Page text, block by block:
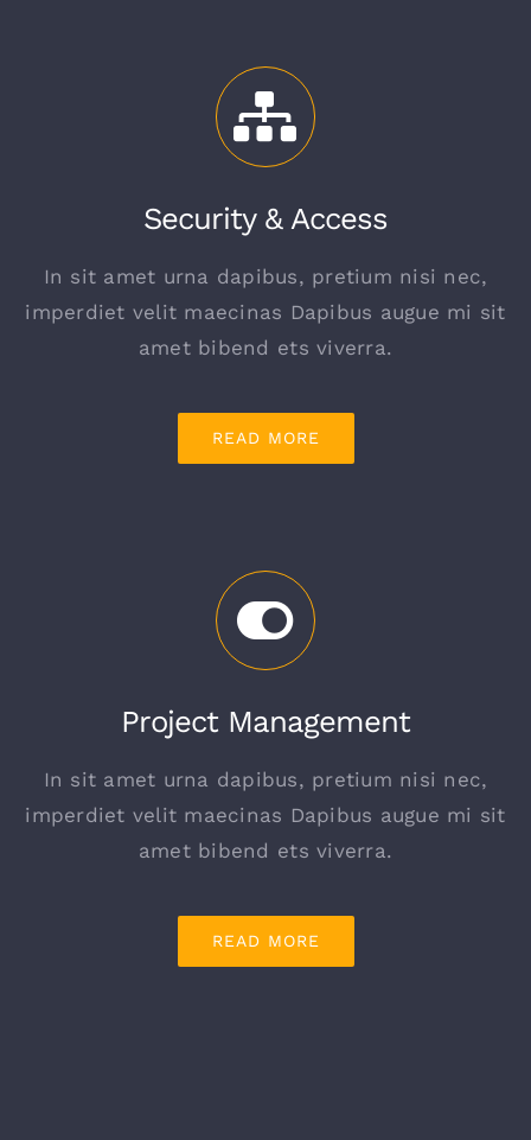
Security & Access
In sit amet urna dapibus, pretium nisi nec,
imperdiet velit maecinas Dapibus augue mi sit
amet bibend ets viverra.
READ MORE
Project Management
In sit amet urna dapibus, pretium nisi nec,
imperdiet velit maecinas Dapibus augue mi sit
amet bibend ets viverra.
READ MORE